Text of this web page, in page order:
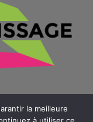
la meilleure